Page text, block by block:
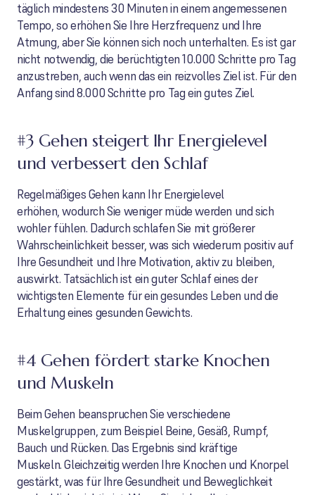
täglich mindestens 30 Minuten in einem angemessenen
Tempo, so erhöhen Sie Ihre Herzfrequenz und Ihre
Atmung, aber Sie können sich noch unterhalten. Es ist gar
nicht notwendig, die berüchtigten 10.000 Schritte pro Tag
anzustreben, auch wenn das ein reizvolles Ziel ist. Für den
Anfang sind 8.000 Schritte pro Tag ein gutes Ziel.
#3 Gehen steigert Ihr Energielevel
und verbessert den Schlaf
Regelmäßiges Gehen kann Ihr Energielevel
erhöhen, wodurch Sie weniger müde werden und sich
wohler fühlen. Dadurch schlafen Sie mit größerer
Wahrscheinlichkeit besser, was sich wiederum positiv auf
Ihre Gesundheit und Ihre Motivation, aktiv zu bleiben,
auswirkt. Tatsächlich ist ein guter Schlaf eines der
wichtigsten Elemente für ein gesundes Leben und die
Erhaltung eines gesunden Gewichts.
#4 Gehen fördert starke Knochen
und Muskeln
Beim Gehen beanspruchen Sie verschiedene
Muskelgruppen, zum Beispiel Beine, Gesäß, Rumpf,
Bauch und Rücken. Das Ergebnis sind kräftige
Muskeln. Gleichzeitig werden Ihre Knochen und Knorpel
gestärkt, was für Ihre Gesundheit und Beweglichkeit